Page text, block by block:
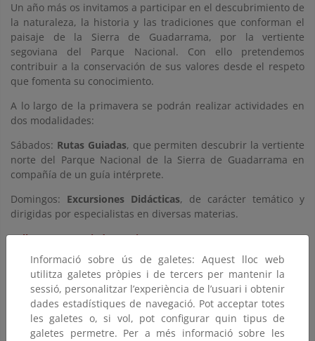
Un año más os invitamos a participar en el descubrimiento de
la naturaleza, la historia y las tradiciones que conforman el
paisaje de la Sierra de Guadarrama, por la vertiente
segoviana del Parque Nacional. Con ello pretendemos
contribuir a la conservación de sus valores desde el respeto
que fomenta su conocimiento.
A lo largo de la primavera se podrán realizar actividades en
dos modalidades:
Sábados: Rutas Guiadas, que permiten descubrir la vertiente
norte del Parque Nacional de la Sierra de Guadarrama en
compañía de un guía intérprete.
Domingos: Excursiones Didácticas, de carácter temático y
dirigidas por especialistas en diversas materias.
Folleto Rutas Guiadas - Primavera 2026
________________
Inscripciones:
Estas actividades son gratuitas, estando limitado el número
de participantes por el carácter didáctico de las mismas y por
Informació sobre ús de galetes: Aquest lloc web
utilitza galetes pròpies i de tercers per mantenir la
sessió, personalitzar l’experiència de l’usuari i obtenir
dades estadístiques de navegació. Pot acceptar totes
les galetes o, si vol, pot configurar quin tipus de
galetes permetre. Per a més informació sobre les